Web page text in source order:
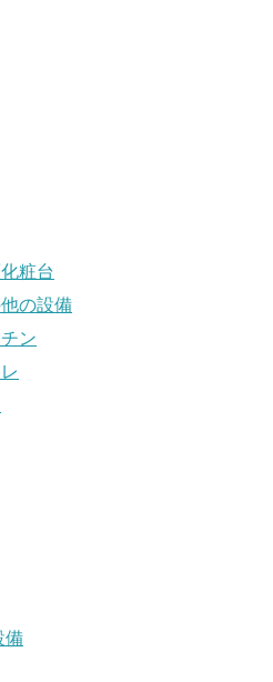
粧台
の設備
ン
備